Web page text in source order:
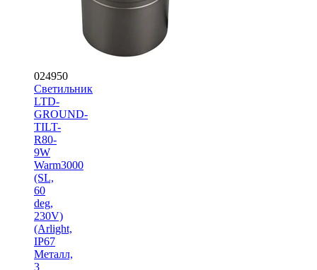
024950
Светильник
LTD-
GROUND-
TILT-
R80-
9W
Warm3000
(SL,
60
deg,
230V)
(Arlight,
IP67
Металл,
3